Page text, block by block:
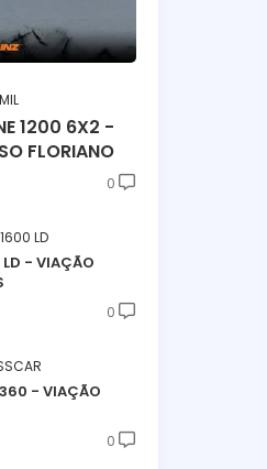
1200 6X2 -
FLORIANO
0
LD
- VIAÇÃO
0
- VIAÇÃO
0